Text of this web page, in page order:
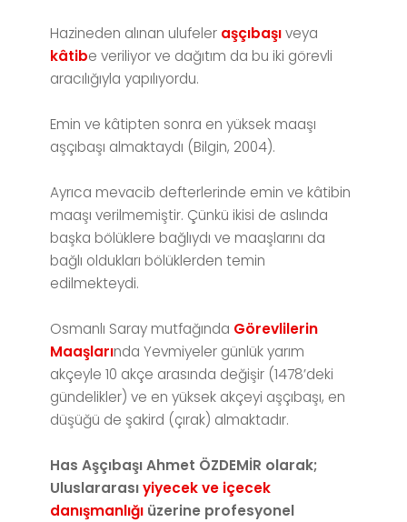
Hazineden alınan ulufeler aşçıbaşıveya
kâtibe veriliyor ve dağıtım da bu iki görevli
aracılığıyla yapılıyordu.
Emin ve kâtipten sonra en yüksek maaşı
aşçıbaşı almaktaydı (Bilgin, 2004).
Ayrıca mevacib defterlerinde emin ve kâtibin
maaşı verilmemiştir. Çünkü ikisi de aslında
başka bölüklere bağlıydı ve maaşlarını da
bağlı oldukları bölüklerden temin
edilmekteydi.
Osmanlı Saray mutfağında Görevlilerin
Maaşlarında Yevmiyeler günlük yarım
akçeyle 10 akçe arasında değişir (1478’deki
gündelikler) ve en yüksek akçeyi aşçıbaşı, en
düşüğü de şakird (çırak) almaktadır.
Has Aşçıbaşı Ahmet ÖZDEMİR olarak;
Uluslararasıyiyecek ve içecek
danışmanlığı üzerine profesyonel